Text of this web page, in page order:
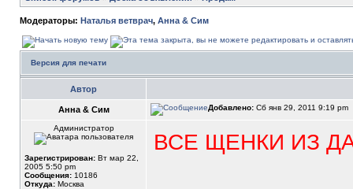
Модераторы: Наталья ветврач, Анна & Сим
Версия для печати
Автор
Анна & Сим Добавлено: Сб янв 29, 2011 9:19 pm
Администратор
Зарегистрирован: Вт мар 22,
2005 5:50 pm
Сообщения: 10186
Откуда: Москва
ВСЕ ЩЕНКИ ИЗ